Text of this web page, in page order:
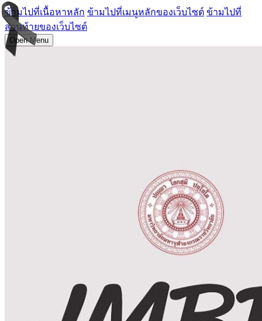
ข้ามไปที่เนื้อหาหลัก ข้ามไปที่เมนูหลักของเว็บไซต์ ข้ามไปที่
ส่วนท้ายของเว็บไซต์
Open Menu